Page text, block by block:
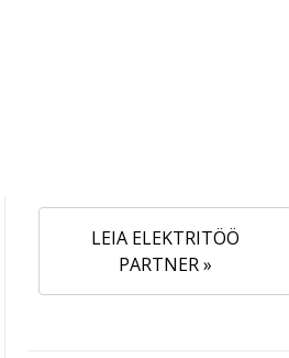
LEIA ELEKTRITÖÖ
PARTNER »